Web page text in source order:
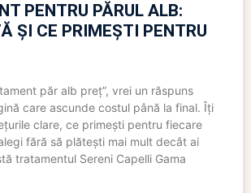
PENTRU PĂRUL ALB:
ȘI CE PRIMEȘTI PENTRU
păr alb preț”, vrei un răspuns
care ascunde costul până la final. Îți
clare, ce primești pentru fiecare
fără să plătești mai mult decât ai
tratamentul Sereni Capelli Gama